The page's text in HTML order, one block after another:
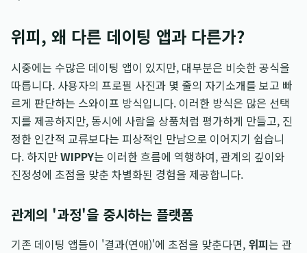
위피, 왜 다른 데이팅 앱과 다른가?
시중에는 수많은 데이팅 앱이 있지만, 대부분은 비슷한 공식을
따릅니다. 사용자의 프로필 사진과 몇 줄의 자기소개를 보고 빠
르게 판단하는 스와이프 방식입니다. 이러한 방식은 많은 선택
지를 제공하지만, 동시에 사람을 상품처럼 평가하게 만들고, 진
정한 인간적 교류보다는 피상적인 만남으로 이어지기 쉽습니
다. 하지만WIPPY는 이러한 흐름에 역행하여, 관계의 깊이와
진정성에 초점을 맞춘 차별화된 경험을 제공합니다.
관계의 '과정'을 중시하는 플랫폼
기존 데이팅 앱들이 '결과(연애)'에 초점을 맞춘다면, 위피는 관